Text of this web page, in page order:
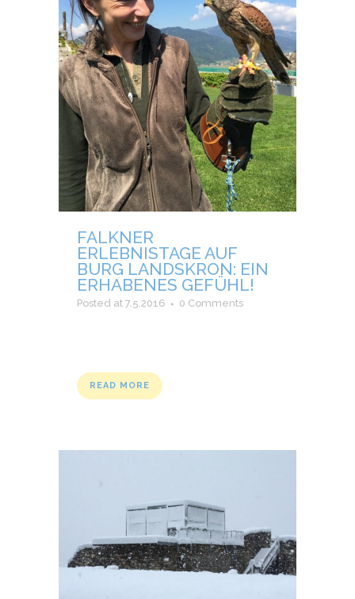
FALKNER
ERLEBNISTAGE AUF
BURG LANDSKRON: EIN
ERHABENES GEFÜHL!
Posted at 7.5.2016 0 Comments
READ MORE